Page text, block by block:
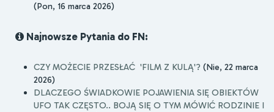
(Pon, 16 marca 2026)
Najnowsze Pytania do FN:
CZY MOŻECIE PRZESŁAĆ 'FILM Z KULĄ'? (Nie, 22 marca
2026)
DLACZEGO ŚWIADKOWIE POJAWIENIA SIĘ OBIEKTÓW
UFO TAK CZĘSTO.. BOJĄ SIĘ O TYM MÓWIĆ RODZINIE I